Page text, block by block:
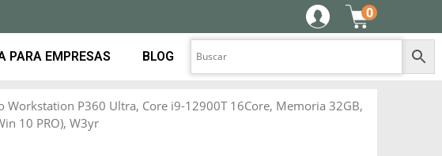
0
PARA EMPRESAS BLOG
Workstation P360 Ultra, Core i9-12900T 16Core, Memoria 32GB,
10 PRO), W3yr